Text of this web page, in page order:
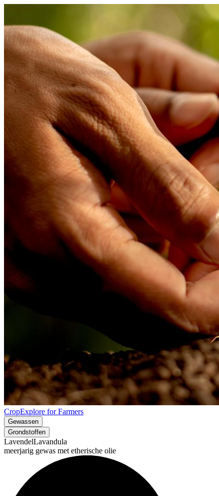
CropExplore for Farmers
Gewassen
Grondstoffen
LavendelLavandula
meerjarig gewas met etherische olie